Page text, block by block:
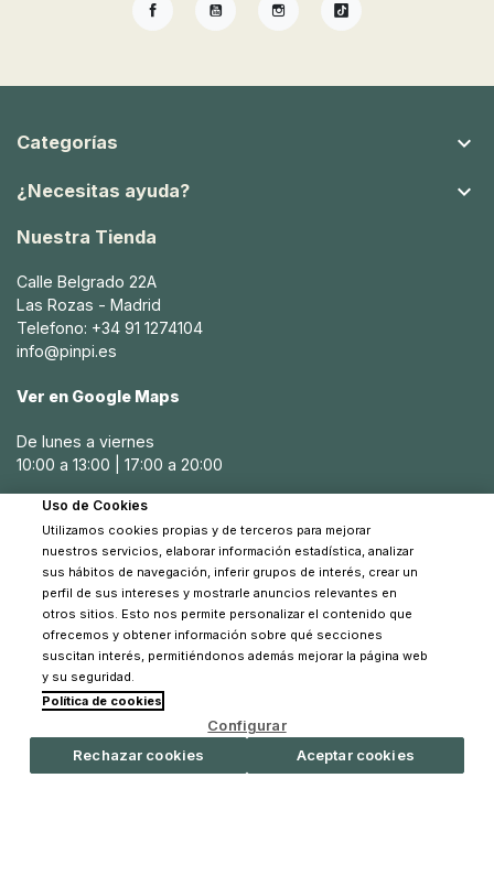
FacebookYouTubeInstagramTikTok
Categorías 
¿Necesitas ayuda? 
Nuestra Tienda
Calle Belgrado 22A
Las Rozas - Madrid
Telefono: +34 91 1274104
info@pinpi.es
Ver en Google Maps
De lunes a viernes
10:00 a 13:00 | 17:00 a 20:00
Sábados
10:30 a 14:00
© 2026 Pinpi - Todos los derechos reservados
Uso de Cookies
Utilizamos cookies propias y de terceros para mejorar
nuestros servicios, elaborar información estadística, analizar
sus hábitos de navegación, inferir grupos de interés, crear un
perfil de sus intereses y mostrarle anuncios relevantes en
otros sitios. Esto nos permite personalizar el contenido que
ofrecemos y obtener información sobre qué secciones
suscitan interés, permitiéndonos además mejorar la página web
y su seguridad.
Política de cookies
Configurar
Rechazar cookies
Aceptar cookies